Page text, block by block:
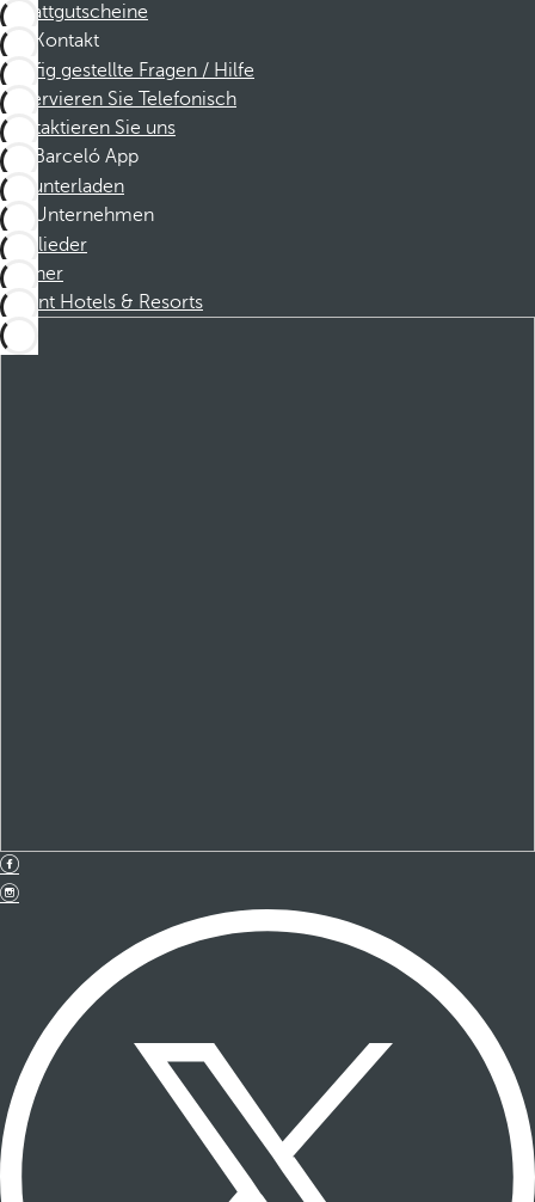
Rabattgutscheine
Kontakt
Häufig gestellte Fragen / Hilfe
Reservieren Sie Telefonisch
Kontaktieren Sie uns
Barceló App
Herunterladen
Unternehmen
Mitglieder
Partner
Dorint Hotels & Resorts